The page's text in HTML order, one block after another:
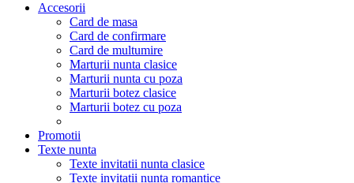
Accesorii
Card de masa
Card de confirmare
Card de multumire
Marturii nunta clasice
Marturii nunta cu poza
Marturii botez clasice
Marturii botez cu poza
Promotii
Texte nunta
Texte invitatii nunta clasice
Texte invitatii nunta romantice